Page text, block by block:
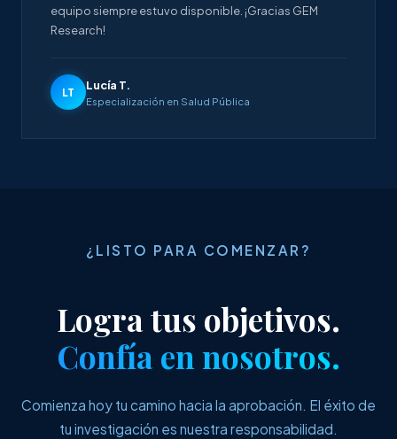
equipo siempre estuvo disponible. ¡Gracias GEM
Research!
LT Lucía T.
Especialización en Salud Pública
¿LISTO PARA COMENZAR?
Logra tus objetivos.
Confía en nosotros.
Comienza hoy tu camino hacia la aprobación. El éxito de
tu investigación es nuestra responsabilidad.